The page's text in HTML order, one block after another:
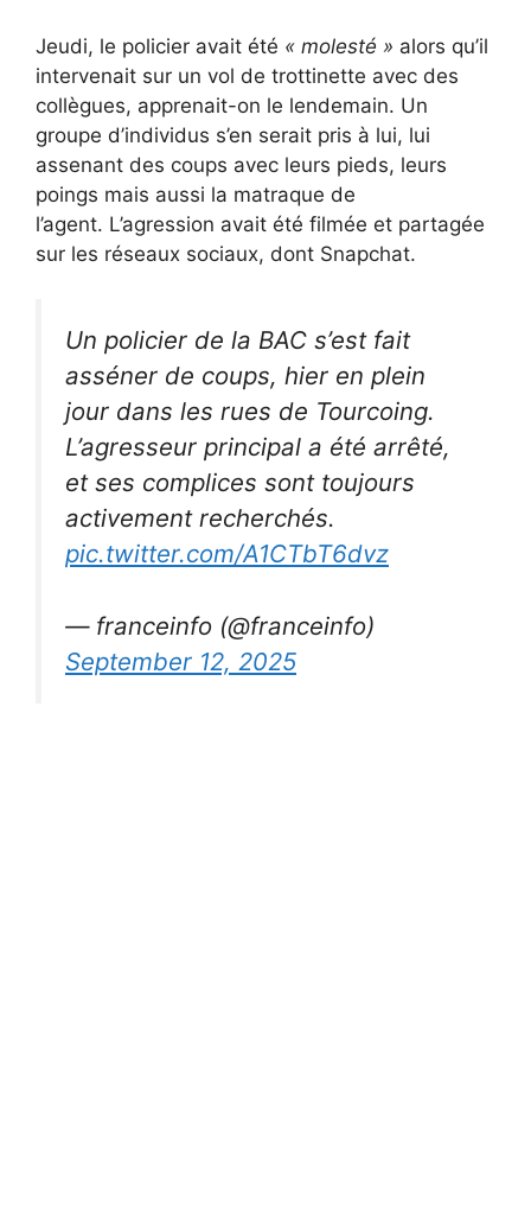
Jeudi, le policier avait été « molesté » alors qu’il
intervenait sur un vol de trottinette avec des
collègues, apprenait-on le lendemain. Un
groupe d’individus s’en serait pris à lui, lui
assenant des coups avec leurs pieds, leurs
poings mais aussi la matraque de
l’agent. L’agression avait été filmée et partagée
sur les réseaux sociaux, dont Snapchat.
Un policier de la BAC s’est fait
asséner de coups, hier en plein
jour dans les rues de Tourcoing.
L’agresseur principal a été arrêté,
et ses complices sont toujours
activement recherchés.
pic.twitter.com/A1CTbT6dvz
— franceinfo (@franceinfo)
September 12, 2025